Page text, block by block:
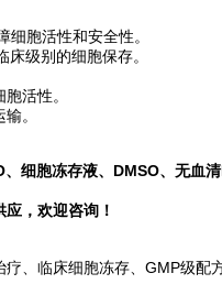
胞活性和安全性。
级别的细胞保存。
活性。
。
细胞冻存液、DMSO、无血
，欢迎咨询！
、临床细胞冻存、GMP级配